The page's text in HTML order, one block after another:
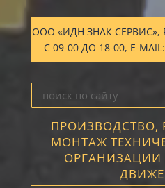
ООО «ИДН ЗНАК
С 09-00 ДО 18-00, E-MAIL:
ПРОИЗВОДСТВО,
МОНТАЖ